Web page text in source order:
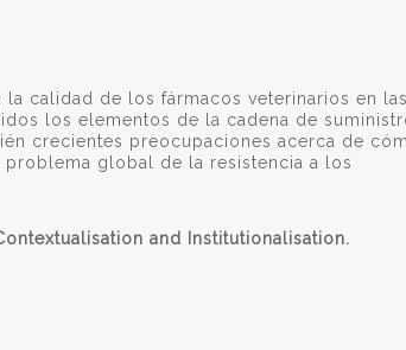
calidad de los fármacos veterinarios en las
los elementos de la cadena de
crecientes preocupaciones acerca de
global de la resistencia a los
and Institutionalisation.